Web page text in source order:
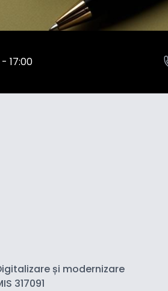
17:00
și modernizare
317091